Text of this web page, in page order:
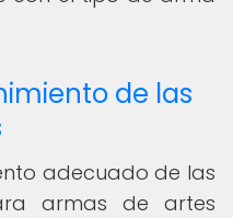
de las
adecuado de las
armas de artes